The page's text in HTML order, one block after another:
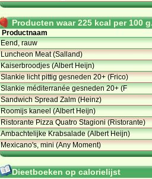
Producten waar 225 kcal per 100
Productnaam
Eend, rauw
Luncheon Meat (Salland)
Kaiserbroodjes (Albert Heijn)
Slankie licht pittig gesneden 20+ (Frico)
Slankie méditerranée gesneden 20+ (F
Sandwich Spread Zalm (Heinz)
Roomijs kaneel (Albert Heijn)
Ristorante Pizza Quatro Stagioni (Ristorante)
Ambachtelijke Krabsalade (Albert Heijn)
Mexicano's, mini (Any Moment)
Dieetboeken op calorielijst